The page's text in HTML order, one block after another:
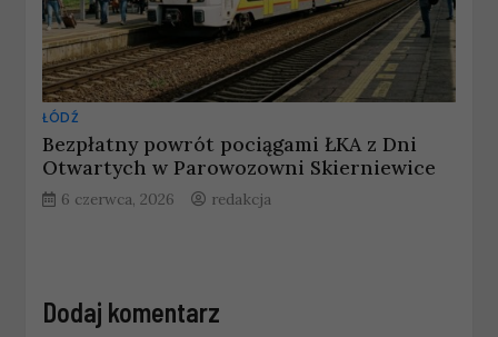
ŁÓDŹ
Bezpłatny powrót pociągami ŁKA z Dni
Otwartych w Parowozowni Skierniewice
6 czerwca, 2026 redakcja
Dodaj komentarz